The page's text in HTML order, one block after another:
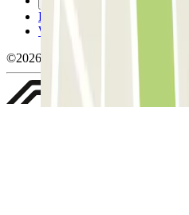
Politique de confidentialité
Whistleblowing
©2026 Parclick. Tous droits réservés